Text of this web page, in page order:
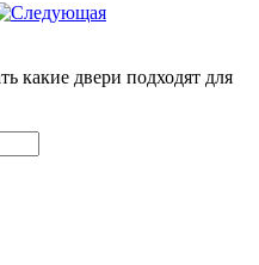
какие двери подходят для